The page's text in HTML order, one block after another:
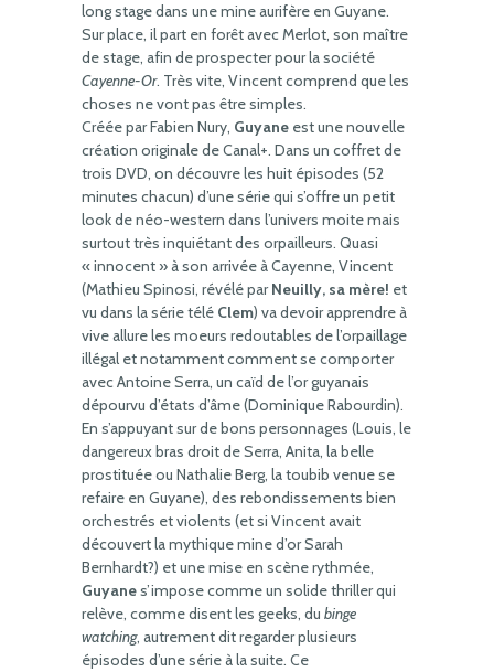
long stage dans une mine aurifère en Guyane.
Sur place, il part en forêt avec Merlot, son maître
de stage, afin de prospecter pour la société
Cayenne-Or. Très vite, Vincent comprend que les
choses ne vont pas être simples.
Créée par Fabien Nury, Guyane est une nouvelle
création originale de Canal+. Dans un coffret de
trois DVD, on découvre les huit épisodes (52
minutes chacun) d’une série qui s’offre un petit
look de néo-western dans l’univers moite mais
surtout très inquiétant des orpailleurs. Quasi
« innocent » à son arrivée à Cayenne, Vincent
(Mathieu Spinosi, révélé parNeuilly, sa mère! et
vu dans la série télé Clem) va devoir apprendre à
vive allure les moeurs redoutables de l’orpaillage
illégal et notamment comment se comporter
avec Antoine Serra, un caïd de l’or guyanais
dépourvu d’états d’âme (Dominique Rabourdin).
En s’appuyant sur de bons personnages (Louis, le
dangereux bras droit de Serra, Anita, la belle
prostituée ou Nathalie Berg, la toubib venue se
refaire en Guyane), des rebondissements bien
orchestrés et violents (et si Vincent avait
découvert la mythique mine d’or Sarah
Bernhardt?) et une mise en scène rythmée,
Guyanes’impose comme un solide thriller qui
relève, comme disent les geeks, du binge
watching, autrement dit regarder plusieurs
épisodes d’une série à la suite. Ce